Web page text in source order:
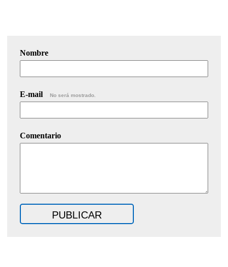
Nombre
E-mail No será mostrado.
Comentario